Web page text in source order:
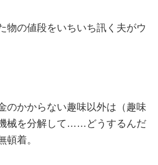
物の値段をいちいち訊く夫がウ
のかからない趣味以外は（趣味
械を分解して……どうするんだ
頓着。